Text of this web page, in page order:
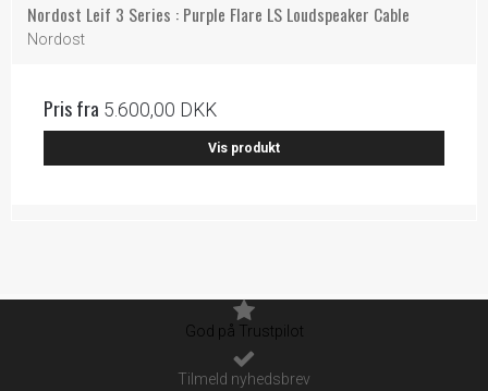
Nordost Leif 3 Series : Purple Flare LS Loudspeaker Cable
Nordost
Pris fra 5.600,00 DKK
Vis produkt
God på Trustpilot
Tilmeld nyhedsbrev